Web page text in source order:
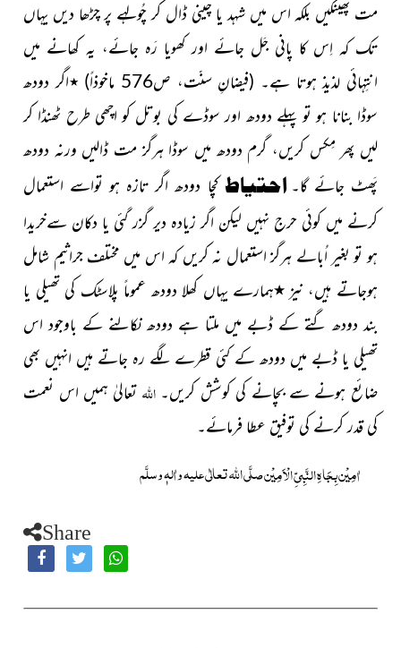
مت پھینکیں بلکہ اس میں شہد یا چینی ڈال کر چُولہے پرچڑھا دیں یہاں
تک کہ اِس کا پانی جَل جائے اور کھویا رَہ جائے، یہ کھانے میں
انتِہائی لذیذ ہوتا ہے۔ (فیضانِ سنّت، ص576 ماخوذاً)٭اگر دودھ
سوڈا بنانا ہو تو پہلے دودھ اور سوڈے کی بوتل کو اچھی طرح ٹھنڈا کر
لیں پھر مِکس کریں، گرم دودھ میں سوڈا ہرگز مت ڈالیں ورنہ دودھ
پَھٹ جائے گا۔ احتیاطکچا دودھ اگر تازہ ہو تواسے استعمال
کرنے میں کوئی حرج نہیں لیکن اگر زیادہ دیر گزر گئی یا دکان سےخریدا
ہو تو بغیر اُبالے ہرگز استعمال نہ کریں کہ اس میں مختلف جراثیم شامل
ہوجاتے ہیں، نیز٭ہمارے یہاں کھلا دودھ عموماً پلاسٹک کی تھیلی یا
بند دودھ گتے کے ڈبے میں ملتا ہے دودھ نکالنے کے باوجود اس
تھیلی یا ڈبے میں دودھ کے کئی قطرے لگے رہ جاتے ہیں انہیں بھی
ضائع ہونے سے بچانے کی کوشش کریں۔اللہ تعالیٰ ہمیں اس نعمت
کی قدر کرنے کی توفیق عطا فرمائے۔
اٰمِیْن بِجَاہِ النَّبِیِّ الْاَمِیْنصلَّی اللہ تعالٰی علیہ واٰلہٖ وسلَّم
Share